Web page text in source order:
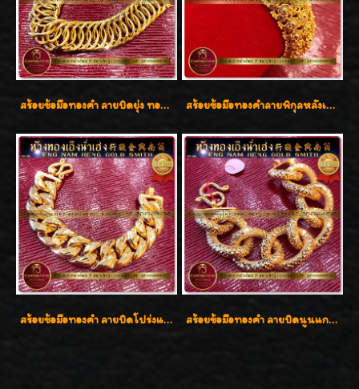
สร้อยข้อมือทองคำ ลายบิดยุ่ง ทองคำ 96.5% น้ำหนัก 3 บาท สวยน่าสะสมค่ะ สร้อยข้อมือทองคำลายพิกุลหลังเต่า น้ำหนัก 86.6g ( 5.71 บาท ) หน้ากว้าง 20 มิล
สร้อยข้อมือทองคำ ลายบิดโปร่งแกะลาย ทองคำ 96.5% น้ำหนัก 5 บาท สวยค่ะ สร้อยข้อมือทองคำ ลายบิดนูนแกะลาย ทองคำ 96.5% น้ำหนัก 5 บาท สวยค่ะ